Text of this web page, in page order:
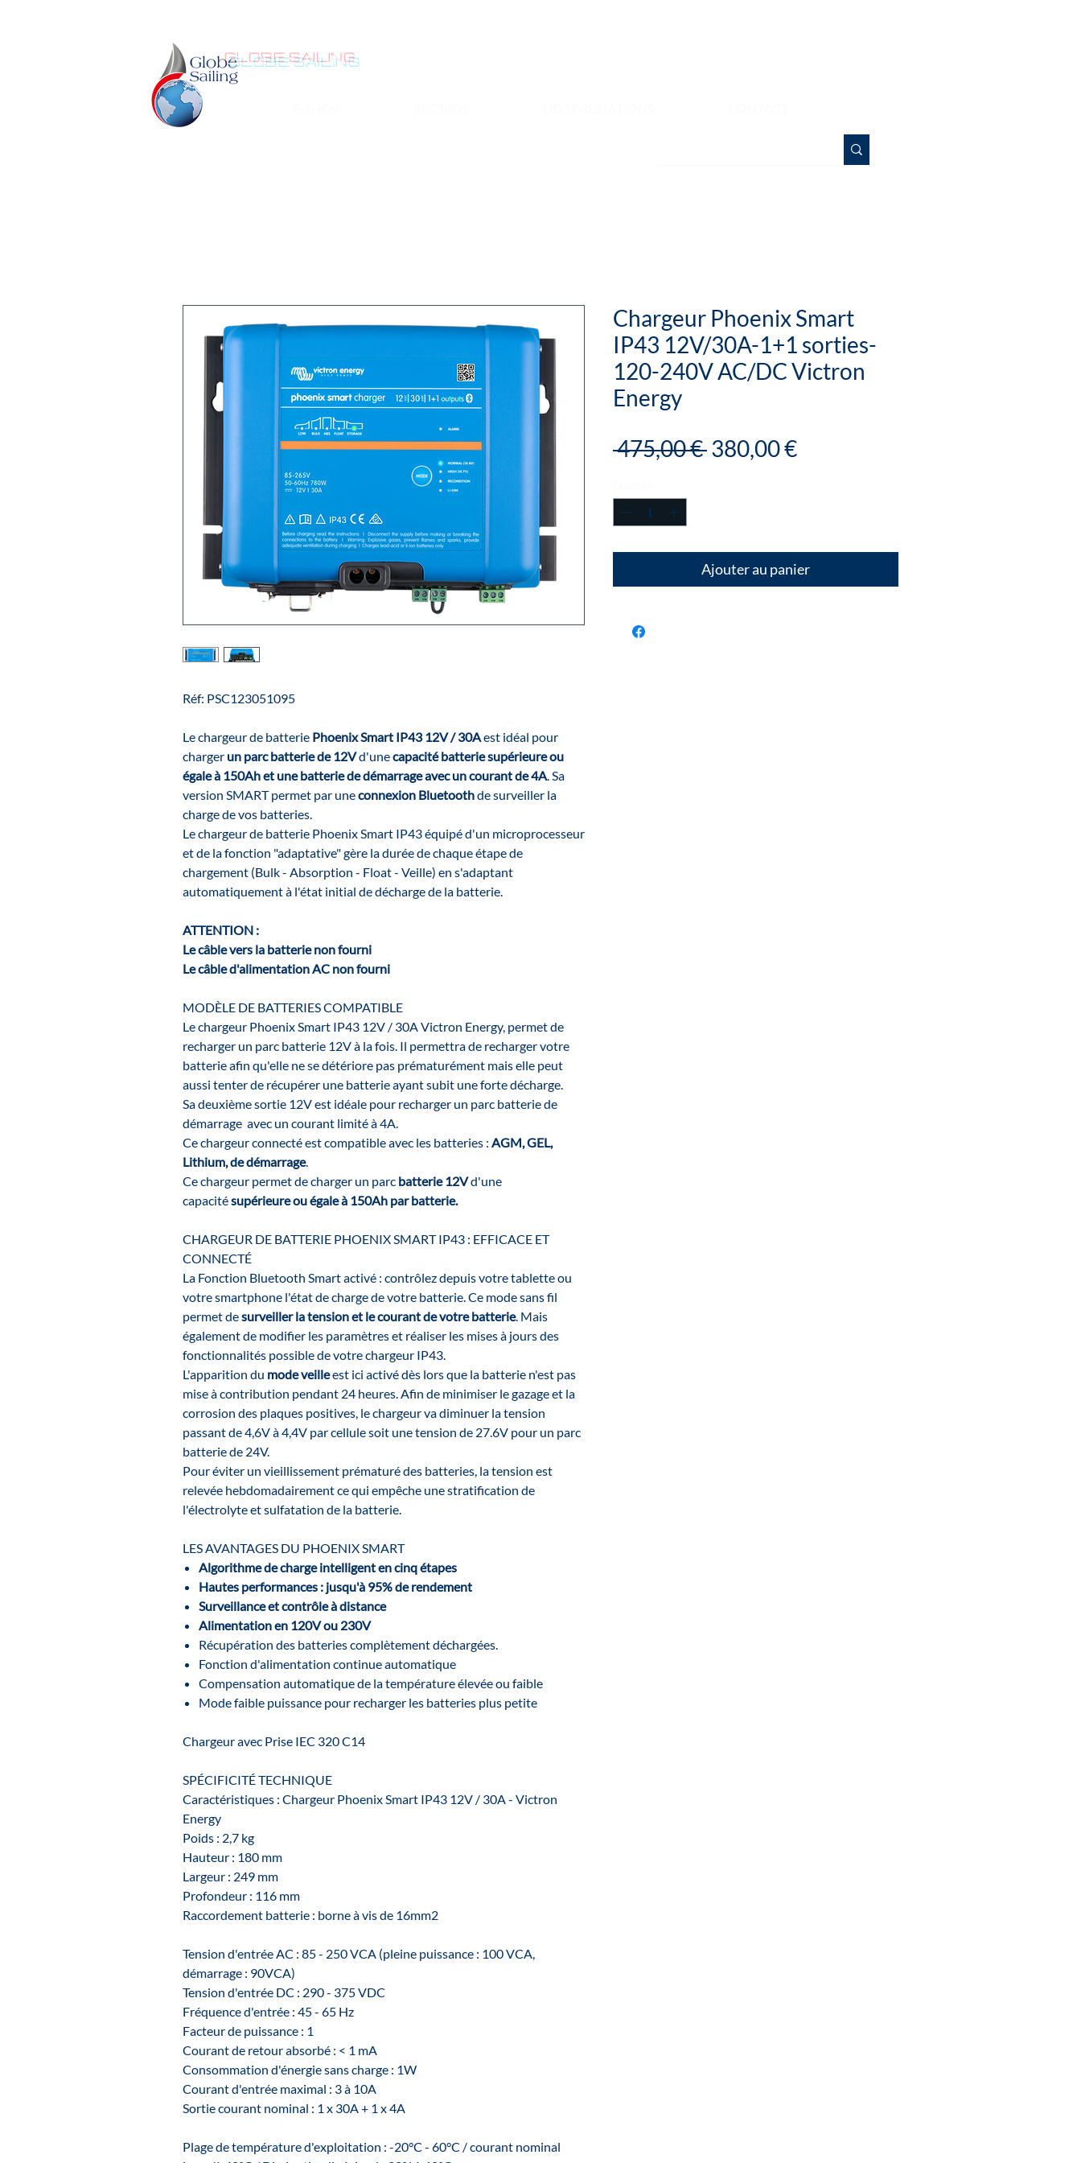
GLOBE SAILING
Réf: PSC123051095
Le chargeur de batterie Phoenix Smart IP43 12V / 30Aest idéal pour
charger un parc batterie de 12Vd'unecapacité batterie supérieure ou
égale à 150Ah et une batterie de démarrage avec un courant de 4A. Sa
version SMART permet par uneconnexion Bluetoothde surveiller la
charge de vos batteries.
Le chargeur de batterie Phoenix Smart IP43 équipé d'un microprocesseur
et de la fonction "adaptative" gère la durée de chaque étape de
chargement (Bulk - Absorption - Float - Veille) en s'adaptant
automatiquement à l'état initial de décharge de la batterie.
ATTENTION :
Le câble vers la batterie non fourni
Le câble d'alimentation AC nonfourni
MODÈLE DE BATTERIES COMPATIBLE
Le chargeur Phoenix Smart IP43 12V / 30A Victron Energy, permet de
recharger un parc batterie 12V à la fois. Il permettra de recharger votre
batterie afin qu'elle ne se détériore pas prématurément mais elle peut
aussi tenter de récupérer une batterie ayant subit une forte décharge.
Sa deuxième sortie 12V est idéale pour recharger un parc batterie de
démarrage avec un courant limité à 4A.
Ce chargeur connecté est compatible avec les batteries : AGM, GEL,
Lithium, de démarrage.
Ce chargeur permet de charger un parc batterie 12Vd'une
capacitésupérieure ou égale à 150Ah par batterie.
CHARGEUR DE BATTERIE PHOENIX SMART IP43 : EFFICACE ET
CONNECTÉ
La Fonction Bluetooth Smart activé : contrôlez depuis votre tablette ou
votre smartphone l'état de charge de votre batterie. Ce mode sans fil
permet desurveiller la tension et le courant de votre batterie. Mais
également de modifier les paramètres et réaliser les mises à jours des
fonctionnalités possible de votre chargeur IP43.
L'apparition du mode veilleest ici activé dès lors que la batterie n'est pas
mise à contribution pendant 24 heures. Afin de minimiser le gazage et la
corrosion des plaques positives, le chargeur va diminuer la tension
passant de 4,6V à 4,4V par cellule soit une tension de 27.6V pour un parc
batterie de 24V.
Pour éviter un vieillissement prématuré des batteries, la tension est
relevée hebdomadairement ce qui empêche une stratification de
l'électrolyte et sulfatation de la batterie.
LES AVANTAGES DU PHOENIX SMART
Algorithme decharge intelligent en cinqétapes
Hautes performances : jusqu'à 95% de rendement
Surveillance et contrôle à distance
Alimentation en 120V ou 230V
Récupération des batteries complètement déchargées.
Fonction d'alimentation continue automatique
Compensation automatique de la température élevée ou faible
Mode faible puissance pour recharger les batteries plus petite
Chargeur avec Prise IEC 320 C14
SPÉCIFICITÉ TECHNIQUE
Caractéristiques : Chargeur Phoenix Smart IP43 12V / 30A - Victron
Energy
Poids : 2,7 kg
Hauteur : 180 mm
Largeur : 249 mm
Profondeur : 116 mm
Raccordement batterie : borne à vis de 16mm2
Tension d'entrée AC : 85 - 250 VCA (pleine puissance : 100 VCA,
démarrage : 90VCA)
Tension d'entrée DC : 290 - 375 VDC
Fréquence d'entrée : 45 - 65 Hz
Facteur de puissance : 1
Courant de retour absorbé : < 1 mA
Consommation d'énergie sans charge : 1W
Courant d'entrée maximal : 3 à 10A
Sortie courant nominal : 1 x 30A + 1 x 4A
Plage de température d'exploitation : -20°C - 60°C / courant nominal
Chargeur Phoenix Smart
IP43 12V/30A-1+1 sorties-
120-240V AC/DC Victron
Energy
475,00 € Prix
380,00 €Prix
Ajouter au panier